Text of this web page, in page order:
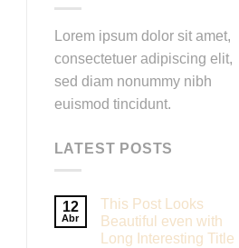
Lorem ipsum dolor sit amet,
consectetuer adipiscing elit,
sed diam nonummy nibh
euismod tincidunt.
LATEST POSTS
12
Abr
This Post Looks
Beautiful even with
Long Interesting Title